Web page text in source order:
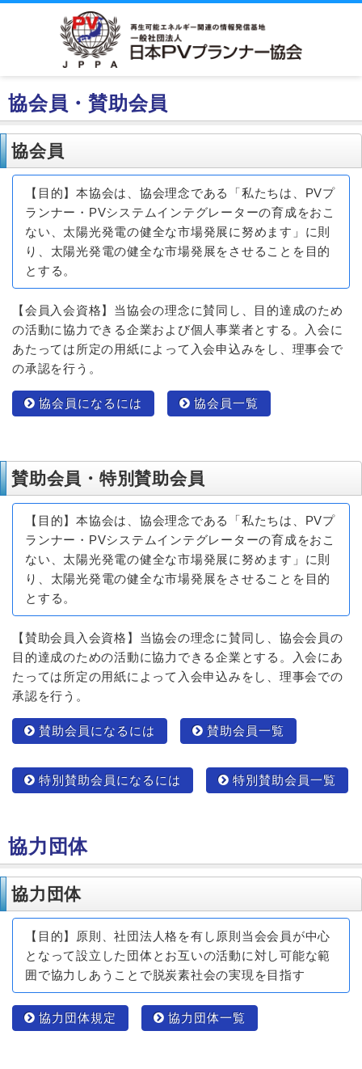
協会員・賛助会員
協会員
【目的】本協会は、協会理念である「私たちは、PVプ
ランナー・PVシステムインテグレーターの育成をおこ
ない、太陽光発電の健全な市場発展に努めます」に則
り、太陽光発電の健全な市場発展をさせることを目的
とする。
【会員入会資格】当協会の理念に賛同し、目的達成のため
の活動に協力できる企業および個人事業者とする。入会に
あたっては所定の用紙によって入会申込みをし、理事会で
の承認を行う。
協会員になるには 協会員一覧
賛助会員・特別賛助会員
【目的】本協会は、協会理念である「私たちは、PVプ
ランナー・PVシステムインテグレーターの育成をおこ
ない、太陽光発電の健全な市場発展に努めます」に則
り、太陽光発電の健全な市場発展をさせることを目的
とする。
【賛助会員入会資格】当協会の理念に賛同し、協会会員の
目的達成のための活動に協力できる企業とする。入会にあ
たっては所定の用紙によって入会申込みをし、理事会での
承認を行う。
賛助会員になるには 賛助会員一覧
特別賛助会員になるには 特別賛助会員一覧
協力団体
協力団体
【目的】原則、社団法人格を有し原則当会会員が中心
となって設立した団体とお互いの活動に対し可能な範
囲で協力しあうことで脱炭素社会の実現を目指す
協力団体規定 協力団体一覧